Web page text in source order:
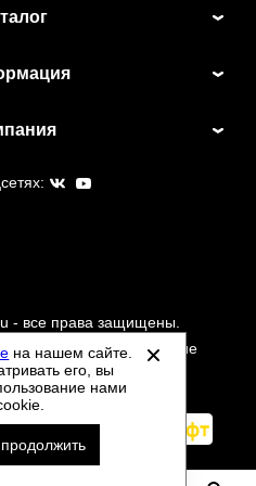
- все права защищены.
интернет магазином и не
офертой.
персональных данных
-
на нашем сайте.
его, вы
нами